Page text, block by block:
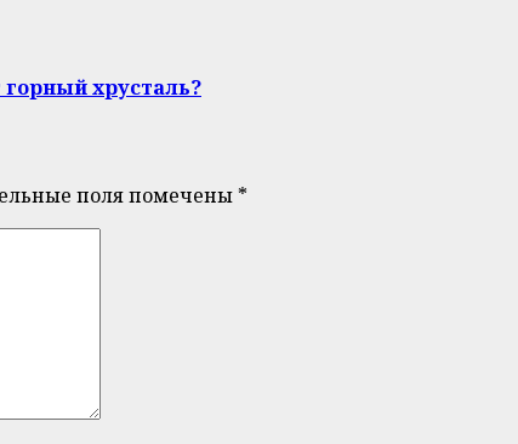
хрусталь?
поля помечены *